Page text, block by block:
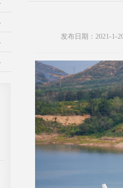
发布日期：2021-1-